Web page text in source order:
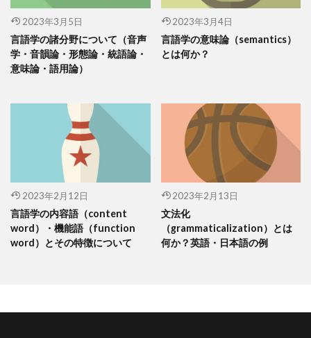
2023年3月5日
言語学の諸分野について（音声
学・音韻論・形態論・統語論・
意味論・語用論）
2023年3月4日
言語学の意味論（semantics）
とは何か？
2023年2月12日
言語学の内容語（content
word）・機能語（function
word）とその特徴について
2023年2月13日
文法化
（grammaticalization）とは
何か？英語・日本語の例